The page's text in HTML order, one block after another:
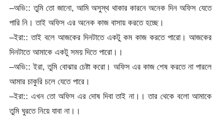
–অভি:: তুমি তো জানো, আমি অসুস্থ থাকার কারনে অনেক দিন অফিস যেতে
পারি নি। তাই অফিস এর অনেক কাজ বাসায় করতে হচ্ছে।
–ইরা:: তাই বলে আজকের দিনটাতে একটু কম কাজ করতে পারো। আজকের
দিনটাতে আমাকে একটু সময় দিতে পারো।।
–অভি:: ইরা, তুমি বোঝার চেষ্টা করো। অফিস এর কাজ শেষ করতে না পারলে
আমার চাকুরি চলে যেতে পারে।
–ইরা:: এখন তো অফিস এর দোষ দিবা তাই না।। তার থেকে বলো আমাকে
তুমি ঘুরতে নিয়ে যাবা না।।